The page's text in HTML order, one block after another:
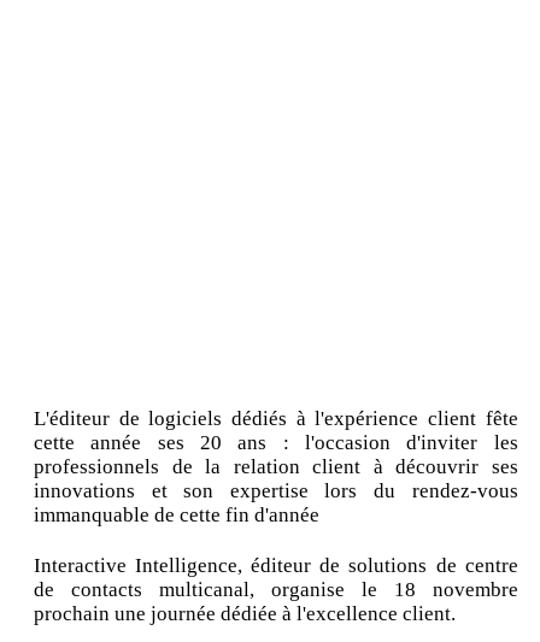
L'éditeur de logiciels dédiés à l'expérience client fête
cette année ses 20 ans : l'occasion d'inviter les
professionnels de la relation client à découvrir ses
innovations et son expertise lors du rendez-vous
immanquable de cette fin d'année
Interactive Intelligence, éditeur de solutions de centre
de contacts multicanal, organise le 18 novembre
prochain une journée dédiée à l'excellence client.